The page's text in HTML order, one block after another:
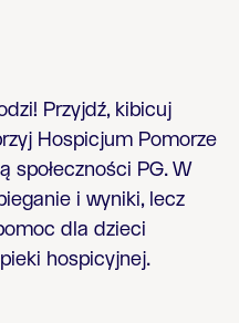
Przyjdź, kibicuj
Hospicjum Pomorze
ą społeczności PG. W
i wyniki, lecz
dla dzieci
hospicyjnej.